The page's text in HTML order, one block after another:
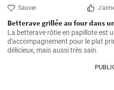
Sauver
Betterave grillée au four dans
La betterave rôtie en papillote est
d'accompagnement pour le plat
délicieux, mais aussi très sain.